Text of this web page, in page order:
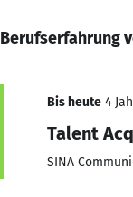
Berufserfahrung
Bis heute 4
Talent
SINA